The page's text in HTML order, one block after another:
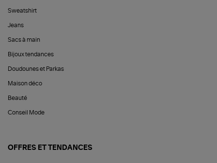
Sweatshirt
Jeans
Sacs à main
Bijoux tendances
Doudounes et Parkas
Maison déco
Beauté
Conseil Mode
OFFRES ET TENDANCES